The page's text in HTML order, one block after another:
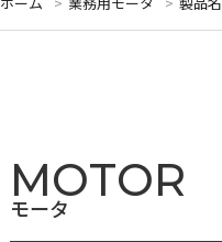
MOTOR
モータ